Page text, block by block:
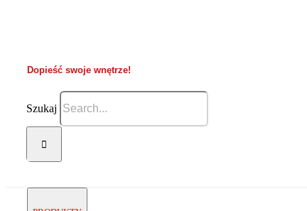
Dopieść swoje wnętrze!
Szukaj